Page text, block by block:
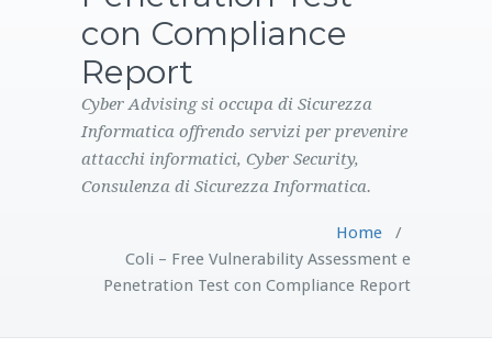
CONTATTI
con Compliance
Report
Cyber Advising si occupa di Sicurezza
Informatica offrendo servizi per prevenire
attacchi informatici, Cyber Security,
Consulenza di Sicurezza Informatica.
Home/
Coli – Free Vulnerability Assessment e
Penetration Test con Compliance Report